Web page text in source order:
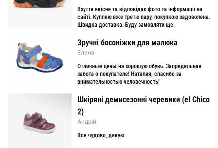
Взуття якісне та відповідає фото та інформації на
сайті. Купляю вже третю пару, покупкою задоволена.
Швидка доставка. Буду замовляти ще.
Зручні босоніжки для малюка
Елена
Отличные цены на хорошую обувь. Запредельная
забота о покупателе! Наталия, спасибо за
внимательностью человечность!
Шкіряні демисезонні черевики (el Chico
2)
Андрій
Все чудово, дякую